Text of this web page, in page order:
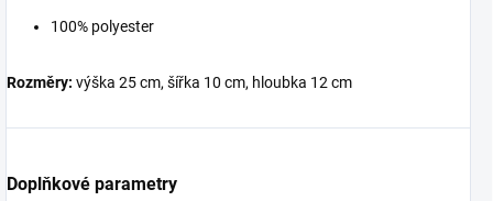
100% polyester
Rozměry: výška 25 cm, šířka 10 cm, hloubka 12 cm
Doplňkové parametry